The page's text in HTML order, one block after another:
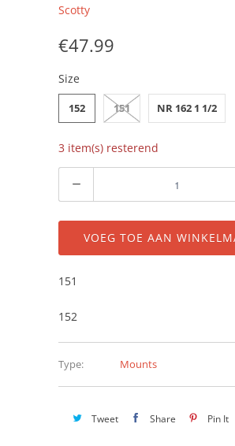
Scotty
€47.99
Size
152 151 NR 162 1 1/2
3 item(s) resterend
VOEG TOE AAN
151
152
Type: Mounts
Tweet Share Pin It